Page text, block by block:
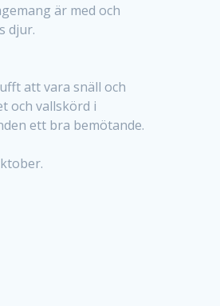
är med och
djur.
att vara snäll och
och vallskörd i
ett bra bemötande.